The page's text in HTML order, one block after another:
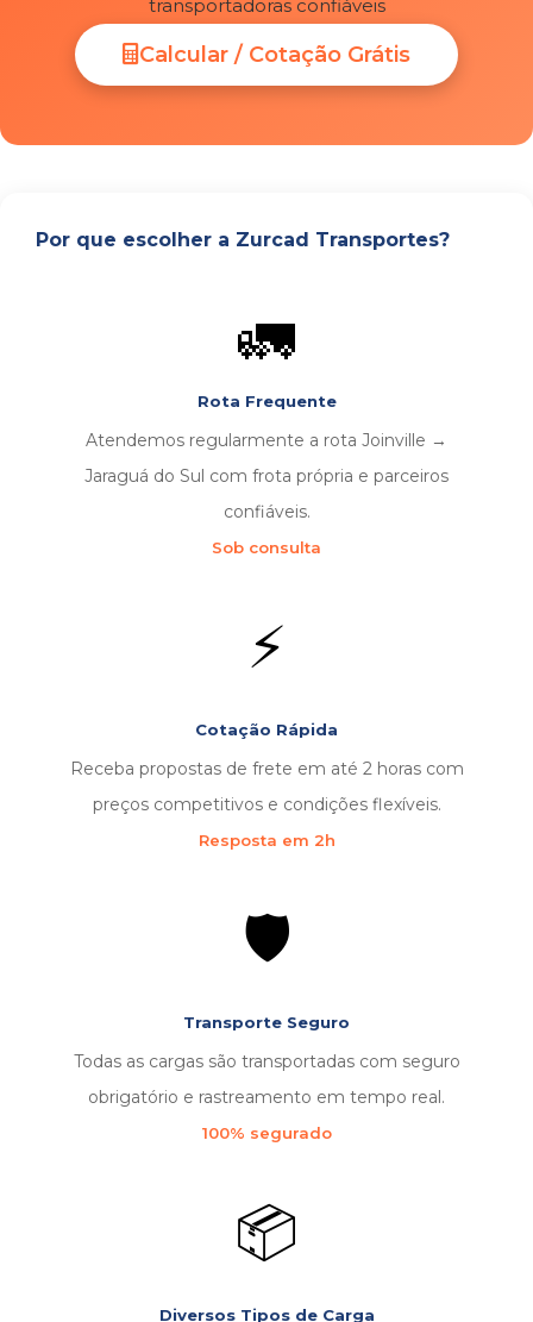
transportadoras confiáveis
Calcular / Cotação Grátis
Por que escolher a Zurcad Transportes?
🚛
Rota Frequente
Atendemos regularmente a rota Joinville →
Jaraguá do Sul com frota própria e parceiros
confiáveis.
Sob consulta
⚡
Cotação Rápida
Receba propostas de frete em até 2 horas com
preços competitivos e condições flexíveis.
Resposta em 2h
🛡️
Transporte Seguro
Todas as cargas são transportadas com seguro
obrigatório e rastreamento em tempo real.
100% segurado
📦
Diversos Tipos de Carga